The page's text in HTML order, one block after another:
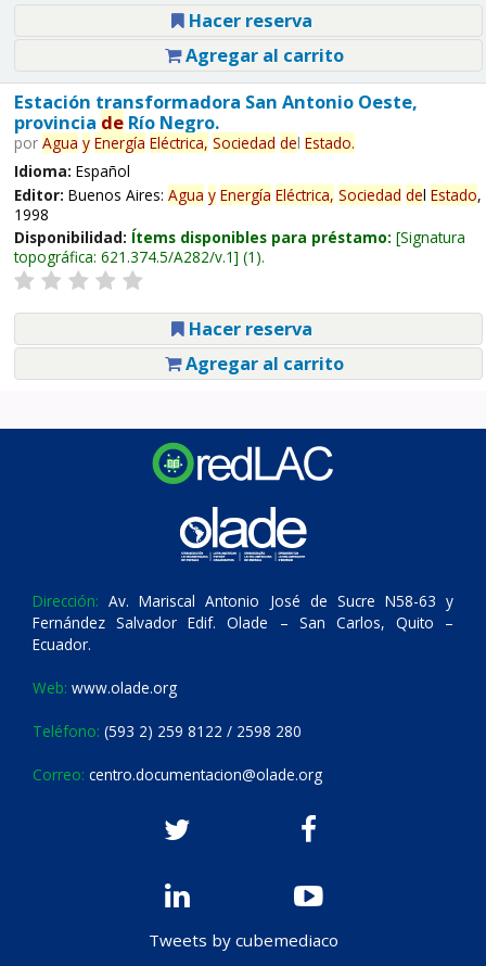
Hacer reserva
Agregar al carrito
Estación transformadora San Antonio Oeste,
provincia deRío Negro.
por Agua y Energía Eléctrica, Sociedad del Estado.
Idioma: Español
Editor: Buenos Aires: Agua y Energía Eléctrica, Sociedad del Estado,
1998
Disponibilidad: Ítems disponibles para préstamo: Signatura
topográfica: 621.374.5/A282/v.1 (1).
Hacer reserva
Agregar al carrito
Dirección: Av. Mariscal Antonio José de Sucre N58-63 y
Fernández Salvador Edif. Olade – San Carlos, Quito –
Ecuador.
Web: www.olade.org
Teléfono: (593 2) 259 8122 / 2598 280
Correo: centro.documentacion@olade.org
Tweets by cubemediaco